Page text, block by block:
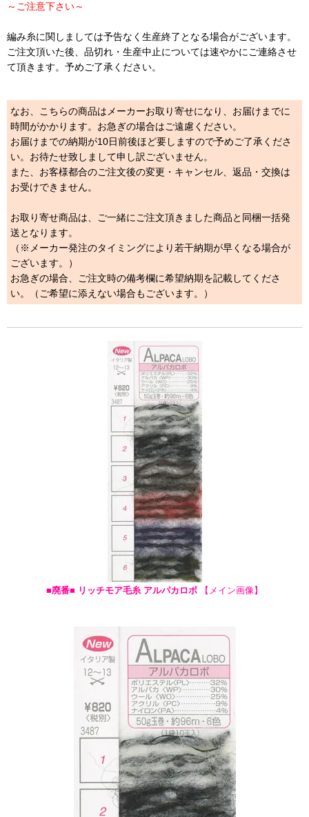
～ご注意下さい～
編み糸に関しましては予告なく生産終了となる場合がございます。
ご注文頂いた後、品切れ・生産中止については速やかにご連絡させ
て頂きます。予めご了承ください。
なお、こちらの商品はメーカーお取り寄せになり、お届けまでに
時間がかかります。お急ぎの場合はご遠慮ください。
お届けまでの納期が10日前後ほど要しますので予めご了承くださ
い。お待たせ致しまして申し訳ございません。
また、お客様都合のご注文後の変更・キャンセル、返品・交換は
お受けできません。
お取り寄せ商品は、ご一緒にご注文頂きました商品と同梱一括発
送となります。
（※メーカー発注のタイミングにより若干納期が早くなる場合が
ございます。）
お急ぎの場合、ご注文時の備考欄に希望納期を記載してくださ
い。（ご希望に添えない場合もございます。）
■廃番■ リッチモア毛糸 アルパカロボ 【メイン画像】